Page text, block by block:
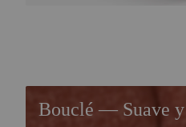
Bouclé — Suave